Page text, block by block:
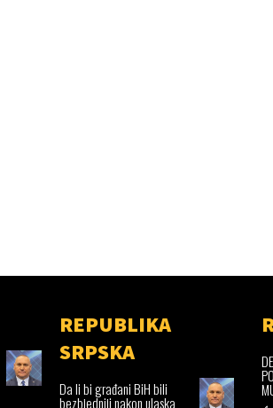
REPUBLIKA
SRPSKA
Da li bi građani BiH bili
bezbjedniji nakon ulaska